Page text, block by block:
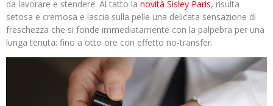
da lavorare e stendere. Al tatto la novità Sisley Paris, risulta
setosa e cremosa e lascia sulla pelle una delicata sensazione di
freschezza che si fonde immediatamente con la palpebra per una
lunga tenuta: fino a otto ore con effetto no-transfer.